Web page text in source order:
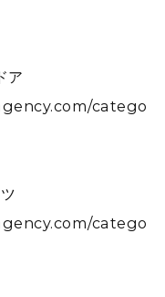
ア
catego
catego